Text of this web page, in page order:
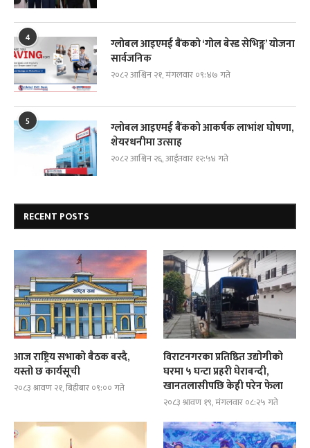
4
ग्लोबल आइएमई बैंकको ‘गोल बेस्ड सेभिङ्ग’ योजना
सार्वजनिक
२०८२ आश्विन २१, मंगलवार ०९:४७ गते
5
ग्लोबल आइएमई बैंकको आकर्षक लाभांश घोषणा,
शेयरधनीमा उत्साह
२०८२ आश्विन २६, आईतवार १२:५४ गते
RECENT POSTS
आज राष्ट्रिय सभाको बैठक बस्दै,
यस्तो छ कार्यसूची
२०८३ श्रावण २१, बिहीबार ०९:०० गते
विराटनगरका प्रतिष्ठित उद्योगीको
घरमा ५ घन्टा प्रहरी घेराबन्दी,
खानतलासीपछि केही परेन फेला
२०८३ श्रावण १९, मंगलवार ०८:२५ गते